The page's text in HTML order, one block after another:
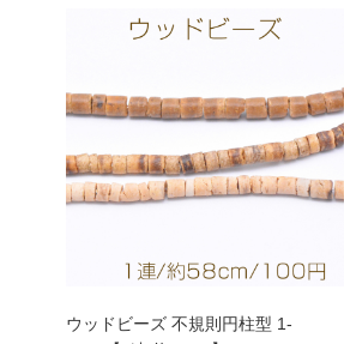
ウッドビーズ 不規則円柱型 1-